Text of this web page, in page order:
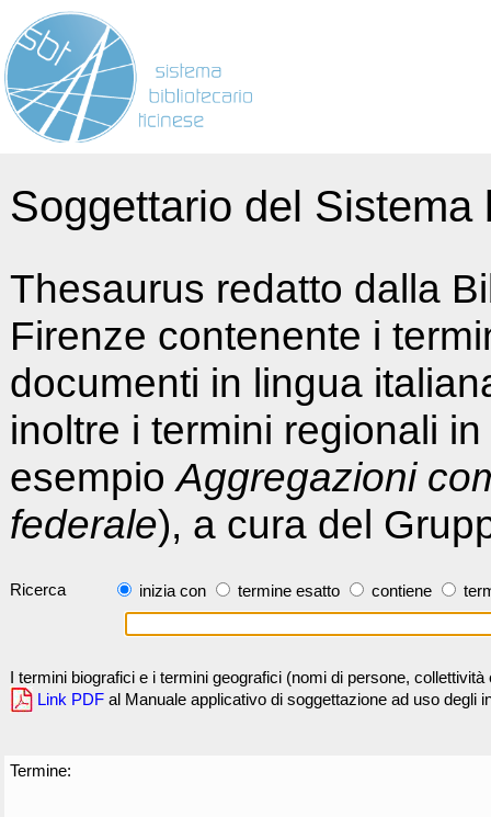
Soggettario del
Thesaurus redatto dalla
Firenze contenente i
documenti in lingua
inoltre i termini regionali
esempioAggregazioni
federale), a cura del
Ricerca inizia con termine esatto contiene
I termini biografici e i termini geografici (nomi di persone,
Link PDF al Manuale applicativo di soggettazione ad uso degli
Termine: